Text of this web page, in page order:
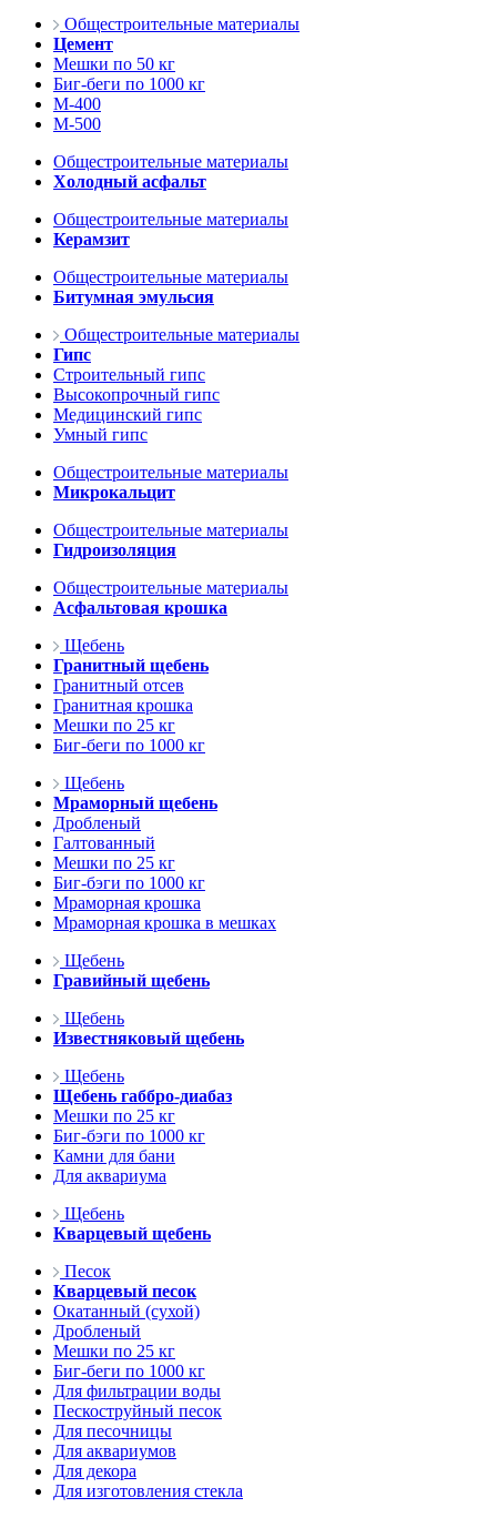
Общестроительные материалы
Цемент
Мешки по 50 кг
Биг-беги по 1000 кг
М-400
М-500
Общестроительные материалы
Холодный асфальт
Общестроительные материалы
Керамзит
Общестроительные материалы
Битумная эмульсия
Общестроительные материалы
Гипс
Строительный гипс
Высокопрочный гипс
Медицинский гипс
Умный гипс
Общестроительные материалы
Микрокальцит
Общестроительные материалы
Гидроизоляция
Общестроительные материалы
Асфальтовая крошка
Щебень
Гранитный щебень
Гранитный отсев
Гранитная крошка
Мешки по 25 кг
Биг-беги по 1000 кг
Щебень
Мраморный щебень
Дробленый
Галтованный
Мешки по 25 кг
Биг-бэги по 1000 кг
Мраморная крошка
Мраморная крошка в мешках
Щебень
Гравийный щебень
Щебень
Известняковый щебень
Щебень
Щебень габбро-диабаз
Мешки по 25 кг
Биг-бэги по 1000 кг
Камни для бани
Для аквариума
Щебень
Кварцевый щебень
Песок
Кварцевый песок
Окатанный (сухой)
Дробленый
Мешки по 25 кг
Биг-беги по 1000 кг
Для фильтрации воды
Пескоструйный песок
Для песочницы
Для аквариумов
Для декора
Для изготовления стекла